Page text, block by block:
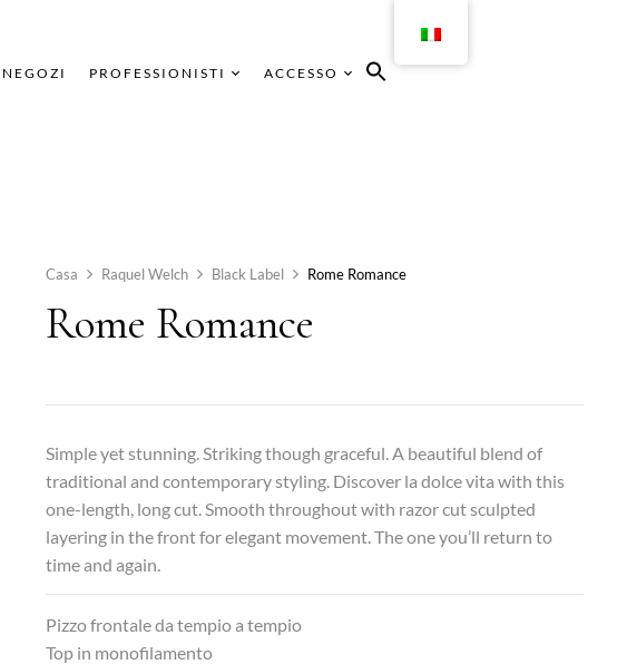
PROFESSIONISTI ACCESSO
Casa Raquel Welch Black Label Rome Romance
Rome Romance
Simple yet stunning. Striking though graceful. A beautiful blend of
traditional and contemporary styling. Discover la dolce vita with this
one-length, long cut. Smooth throughout with razor cut sculpted
layering in the front for elegant movement. The one you’ll return to
time and again.
Pizzo frontale da tempio a tempio
Top in monofilamento